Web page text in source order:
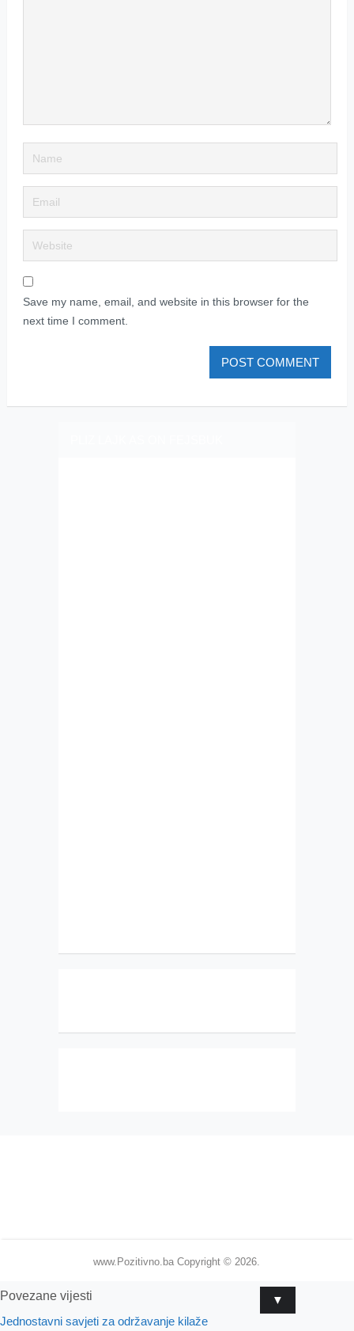
Save my name, email, and website in this browser for the
next time I comment.
www.Pozitivno.ba Copyright © 2026.
▼
Povezane vijesti
Jednostavni savjeti za održavanje kilaže